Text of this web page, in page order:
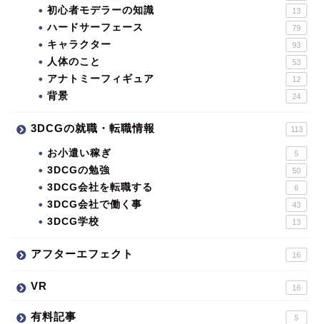
初心者モデラーの知識 13
ハードサーフェース 79
キャラクター 93
人体のこと 53
アナトミーフィギュア 12
背景 24
3DCGの就職・転職情報 113
お小遣い稼ぎ 5
3DCGの勉強 50
3DCG会社を転職する 6
3DCG会社で働く事 43
3DCG学校 13
アフターエフェクト 16
VR 16
有料記事 5